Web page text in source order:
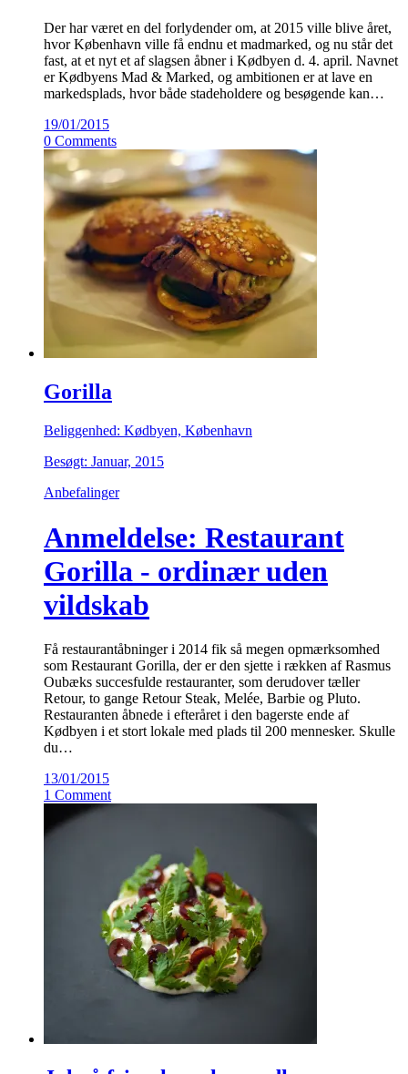
Der har været en del forlydender om, at 2015 ville blive året,
hvor København ville få endnu et madmarked, og nu står det
fast, at et nyt et af slagsen åbner i Kødbyen d. 4. april. Navnet
er Kødbyens Mad & Marked, og ambitionen er at lave en
markedsplads, hvor både stadeholdere og besøgende kan…
19/01/2015
0 Comments
Gorilla
Beliggenhed: Kødbyen, København
Besøgt: Januar, 2015
Anbefalinger
Anmeldelse: Restaurant
Gorilla - ordinær uden
vildskab
Få restaurantåbninger i 2014 fik så megen opmærksomhed
som Restaurant Gorilla, der er den sjette i rækken af Rasmus
Oubæks succesfulde restauranter, som derudover tæller
Retour, to gange Retour Steak, Melée, Barbie og Pluto.
Restauranten åbnede i efteråret i den bagerste ende af
Kødbyen i et stort lokale med plads til 200 mennesker. Skulle
du…
13/01/2015
1 Comment